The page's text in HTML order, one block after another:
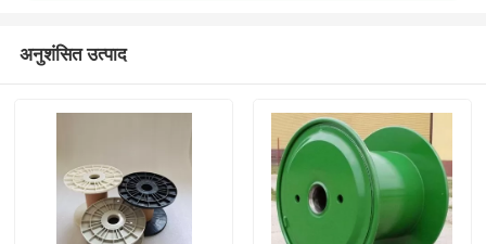
अनुशंसित उत्पाद